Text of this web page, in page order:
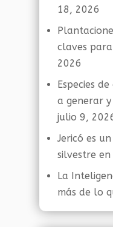
18, 2026
claves
2026
Especies
a generar
julio 9,
Jericó es
silvestre
La
más de lo